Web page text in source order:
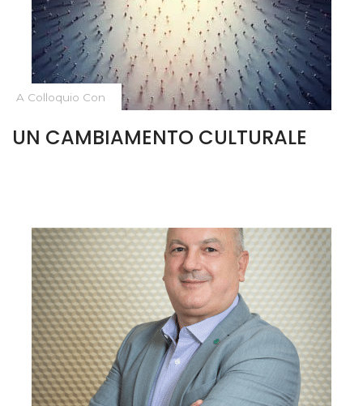
A Colloquio Con
UN CAMBIAMENTO CULTURALE